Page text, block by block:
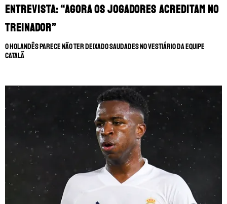
entrevista: “Agora os jogadores acreditam no
treinador”
O holandês parece não ter deixado saudades no vestiário da equipe
catalã